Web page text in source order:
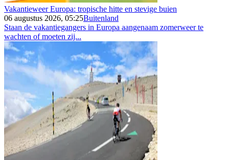
Vakantieweer Europa: tropische hitte en stevige buien
06 augustus 2026, 05:25Buitenland
Staan de vakantiegangers in Europa aangenaam zomerweer te
wachten of moeten zij...